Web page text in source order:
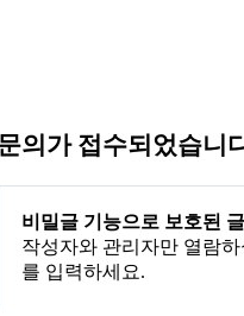
의가 접수되었습니
비밀글 기능으로 보호된
작성자와 관리자만 열람
를 입력하세요.